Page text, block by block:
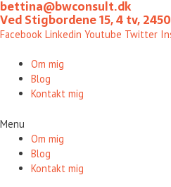
Gå
til
indholdet
bettina@bwconsult.dk
Ved Stigbordene 15, 4 tv,
Facebook Linkedin Youtube Twitter
Om mig
Blog
Kontakt mig
Menu
Om mig
Blog
Kontakt mig